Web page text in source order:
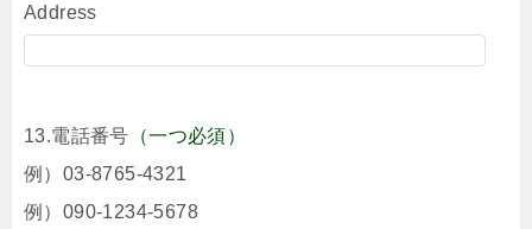
Address
13.電話番号 （一つ必須）
例）03-8765-4321
例）090-1234-5678